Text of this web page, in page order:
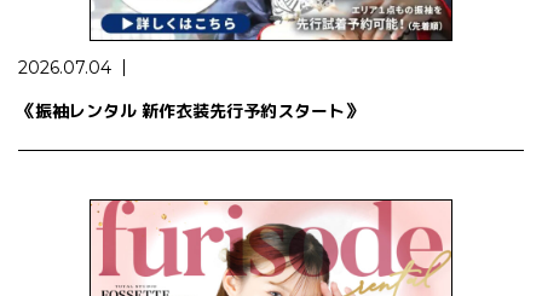
2026.07.04
《振袖レンタル 新作衣装先行予約スタート》